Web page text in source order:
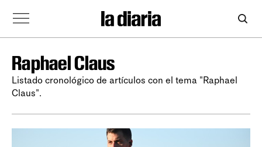
Raphael Claus
Listado cronológico de artículos con el tema "Raphael
Claus".